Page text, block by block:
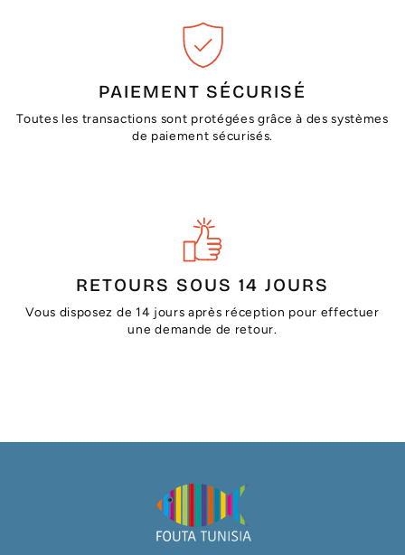
PAIEMENT SÉCURISÉ
Toutes les transactions sont protégées grâce à des systèmes
de paiement sécurisés.
RETOURS SOUS 14 JOURS
Vous disposez de 14 jours après réception pour effectuer
une demande de retour.